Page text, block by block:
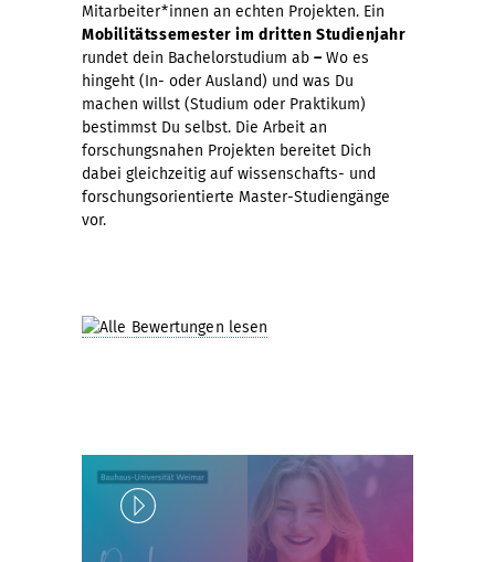
Mitarbeiter*innen an echten Projekten. Ein
Mobilitätssemester im dritten Studienjahr
rundet dein Bachelorstudium ab –Wo es
hingeht (In- oder Ausland) und was Du
machen willst (Studium oder Praktikum)
bestimmst Du selbst. Die Arbeit an
forschungsnahen Projekten bereitet Dich
dabei gleichzeitig auf wissenschafts- und
forschungsorientierte Master-Studiengänge
vor.
Play